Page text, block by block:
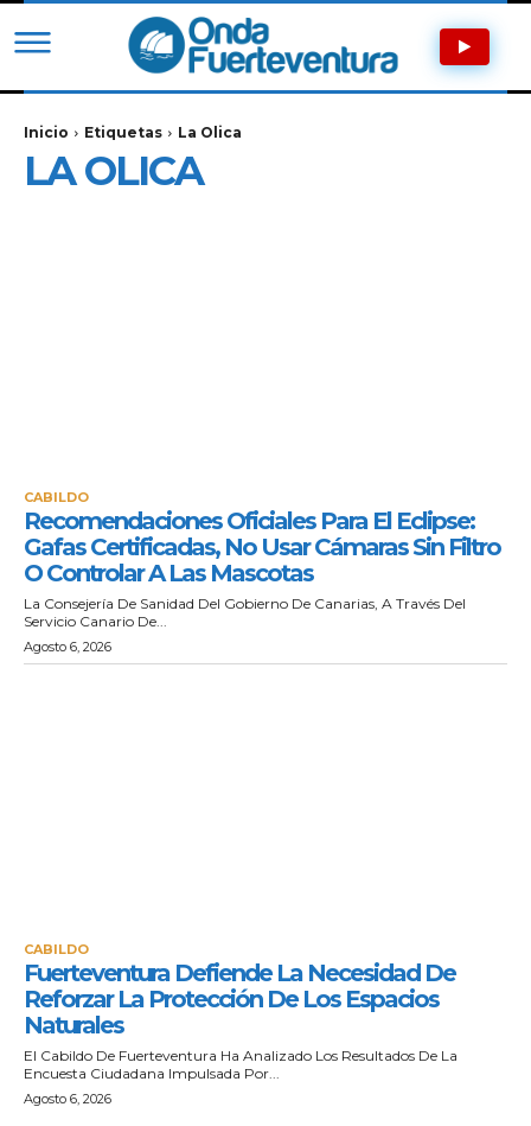
Inicio Etiquetas La Olica
LA OLICA
CABILDO
Recomendaciones Oficiales Para El Eclipse:
Gafas Certificadas, No Usar Cámaras Sin Filtro
O Controlar A Las Mascotas
La Consejería De Sanidad Del Gobierno De Canarias, A Través Del
Servicio Canario De...
Agosto 6, 2026
CABILDO
Fuerteventura Defiende La Necesidad De
Reforzar La Protección De Los Espacios
Naturales
El Cabildo De Fuerteventura Ha Analizado Los Resultados De La
Encuesta Ciudadana Impulsada Por...
Agosto 6, 2026